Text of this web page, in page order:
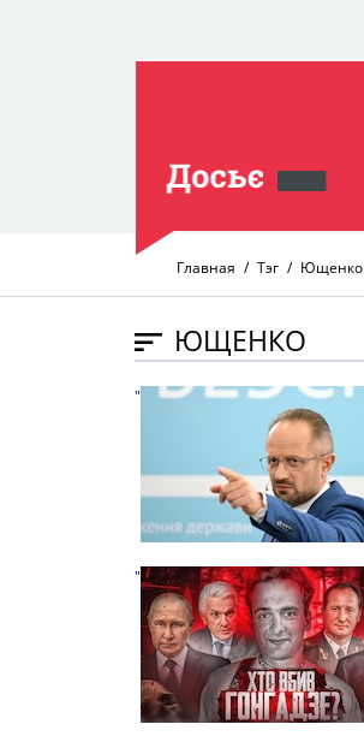
Главная Тэг Ющенко
ЮЩЕНКО
" />
" />